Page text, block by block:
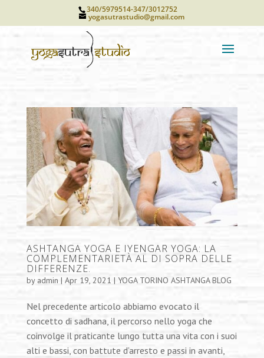
340/5979514-347/3012752
yogasutrastudio@gmail.com
ASHTANGA YOGA E IYENGAR YOGA: LA
COMPLEMENTARIETÀ AL DI SOPRA DELLE
DIFFERENZE.
by admin | Apr 19, 2021 | YOGA TORINO ASHTANGA BLOG
Nel precedente articolo abbiamo evocato il
concetto di sadhana, il percorso nello yoga che
coinvolge il praticante lungo tutta una vita con i suoi
alti e bassi, con battute d’arresto e passi in avanti,